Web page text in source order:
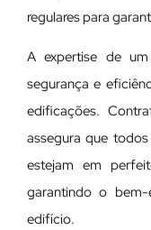
regulares para
A expertise de
segurança e
edificações.
assegura que
estejam em
garantindo o
edifício.